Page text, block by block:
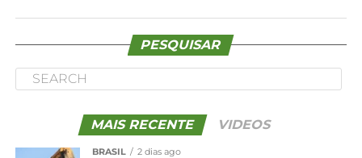
PESQUISAR
MAIS RECENTE VIDEOS
BRASIL 2 dias ago